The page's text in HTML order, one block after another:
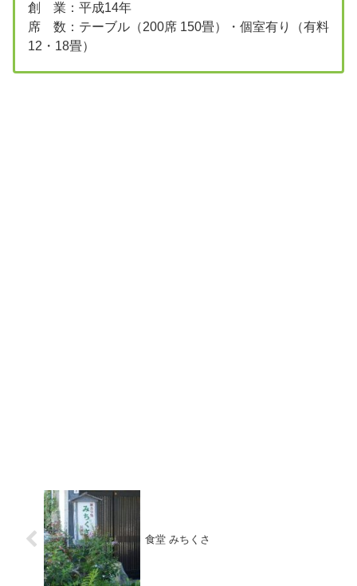
創 業：平成14年
席 数：テーブル（200席 150畳）・個室有り（有料
12・18畳）
食堂 みちくさ